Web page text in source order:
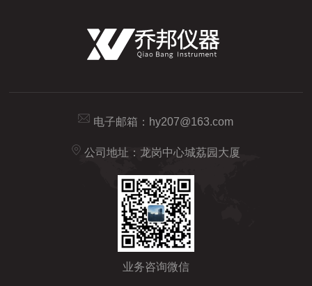
电子邮箱： hy207@163.com
公司地址：龙岗中心城荔园大厦
业务咨询微信